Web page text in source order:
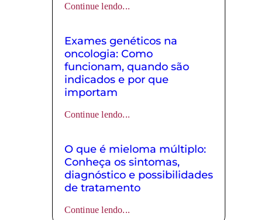
Continue lendo...
Exames genéticos na
oncologia: Como
funcionam, quando são
indicados e por que
importam
Continue lendo...
O que é mieloma múltiplo:
Conheça os sintomas,
diagnóstico e possibilidades
de tratamento
Continue lendo...